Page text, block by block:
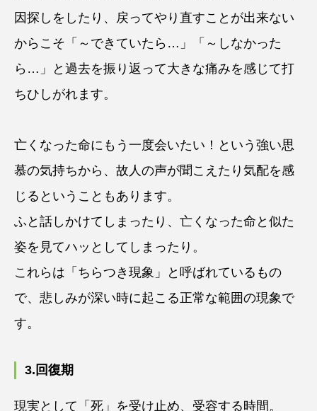
因探しをしたり、戻ってやり直すことが出来ない
からこそ「～できていたら…」「～しなかった
ら…」と過去を振り返って大きな痛みを感じて打
ちひしがれます。
亡くなった命にもう一度会いたい！という強い思
慕の気持ちから、故人の声が聞こえたり気配を感
じるということもあります。
ふと話しかけてしまったり、亡くなった命と似た
姿を見てハッとしてしまったり。
これらは「ちらつき現象」と呼ばれているもの
で、悲しみが深い時に起こる正常な範囲の現象で
す。
3.回復期
現実として「死」を受け止め、受容する時間。